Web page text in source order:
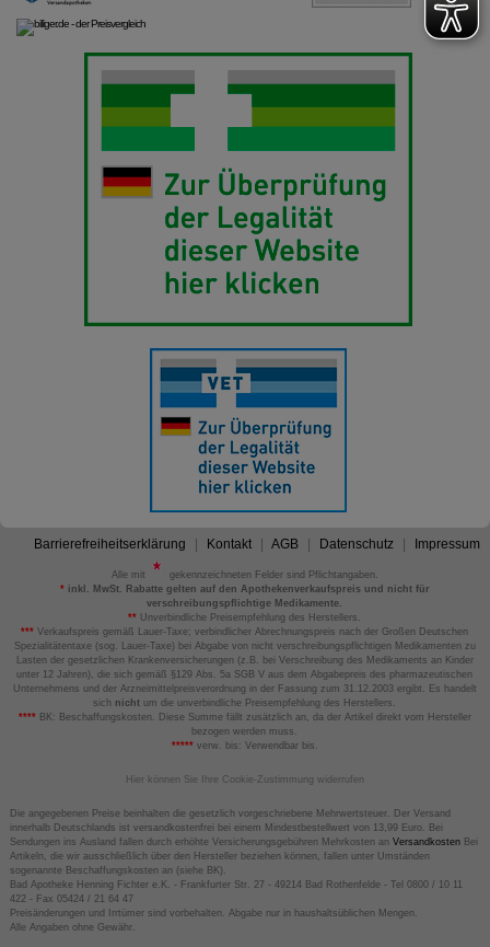
Barrierefreiheitserklärung Kontakt AGB Datenschutz Impressum
Alle mit
gekennzeichneten Felder sind Pflichtangaben.
*inkl. MwSt. Rabatte gelten auf den Apothekenverkaufspreis und nicht für
verschreibungspflichtige Medikamente.
** Unverbindliche Preisempfehlung des Herstellers.
*** Verkaufspreis gemäß Lauer-Taxe; verbindlicher Abrechnungspreis nach der Großen Deutschen
Spezialitätentaxe (sog. Lauer-Taxe) bei Abgabe von nicht verschreibungspflichtigen Medikamenten zu
Lasten der gesetzlichen Krankenversicherungen (z.B. bei Verschreibung des Medikaments an Kinder
unter 12 Jahren), die sich gemäß §129 Abs. 5a SGB V aus dem Abgabepreis des pharmazeutischen
Unternehmens und der Arzneimittelpreisverordnung in der Fassung zum 31.12.2003 ergibt. Es handelt
sich nicht um die unverbindliche Preisempfehlung des Herstellers.
****BK: Beschaffungskosten. Diese Summe fällt zusätzlich an, da der Artikel direkt vom Hersteller
bezogen werden muss.
*****verw. bis: Verwendbar bis.
Hier können Sie Ihre Cookie-Zustimmung widerrufen
Die angegebenen Preise beinhalten die gesetzlich vorgeschriebene Mehrwertsteuer. Der Versand
innerhalb Deutschlands ist versandkostenfrei bei einem Mindestbestellwert von 13,99 Euro. Bei
Sendungen ins Ausland fallen durch erhöhte Versicherungsgebühren Mehrkosten an VersandkostenBei
Artikeln, die wir ausschließlich über den Hersteller beziehen können, fallen unter Umständen
sogenannte Beschaffungskosten an (siehe BK).
Bad Apotheke Henning Fichter e.K. - Frankfurter Str. 27 - 49214 Bad Rothenfelde - Tel 0800 / 10 11
422 - Fax 05424 / 21 64 47
Preisänderungen und Irrtümer sind vorbehalten. Abgabe nur in haushaltsüblichen Mengen.
Alle Angaben ohne Gewähr.